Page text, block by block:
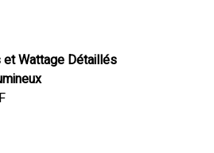
et Wattage Détaillés